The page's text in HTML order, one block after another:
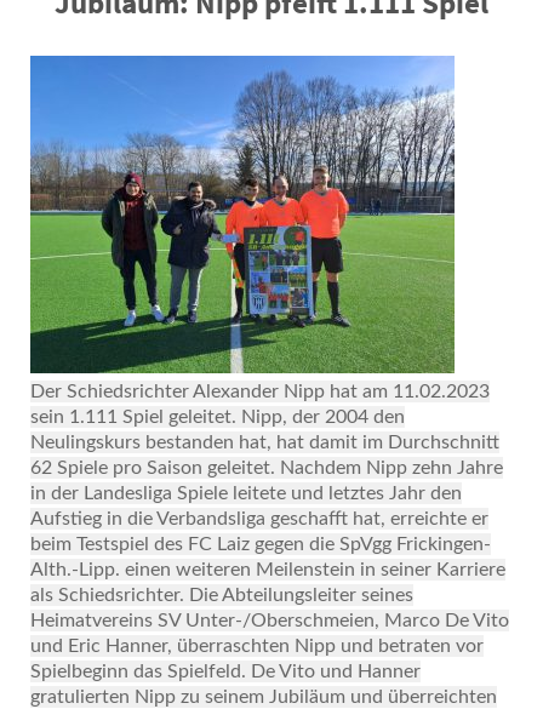
Der Schiedsrichter Alexander Nipp hat am 11.02.2023
sein 1.111 Spiel geleitet. Nipp, der 2004 den
Neulingskurs bestanden hat, hat damit im Durchschnitt
62 Spiele pro Saison geleitet. Nachdem Nipp zehn Jahre
in der Landesliga Spiele leitete und letztes Jahr den
Aufstieg in die Verbandsliga geschafft hat, erreichte er
beim Testspiel des FC Laiz gegen die SpVgg Frickingen-
Alth.-Lipp. einen weiteren Meilenstein in seiner Karriere
als Schiedsrichter. Die Abteilungsleiter seines
Heimatvereins SV Unter-/Oberschmeien, Marco De Vito
und Eric Hanner, überraschten Nipp und betraten vor
Spielbeginn das Spielfeld. De Vito und Hanner
gratulierten Nipp zu seinem Jubiläum und überreichten